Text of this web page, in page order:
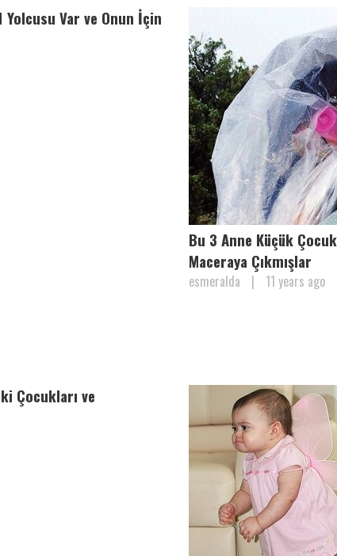
Yolcusu Var ve Onun İçin
Bu 3 Anne Küçük
Maceraya Çıkmışlar
esmeralda | 11 years ago
Çocukları ve